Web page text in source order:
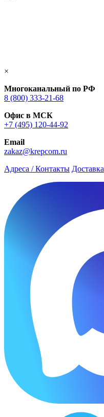
×
Многоканальный по РФ
8 (800) 333‑21-68
Офис в МСК
+7 (495) 120-44-92
Email
zakaz@krepcom.ru
Адреса / Контакты Доставка